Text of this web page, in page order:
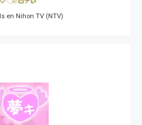
en Nihon TV (NTV)